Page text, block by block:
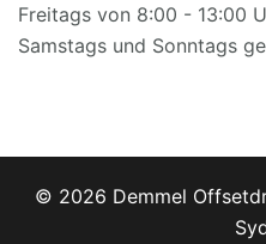
Freitags von 8:00 - 13:00
Samstags und Sonntags
© 2026 Demmel